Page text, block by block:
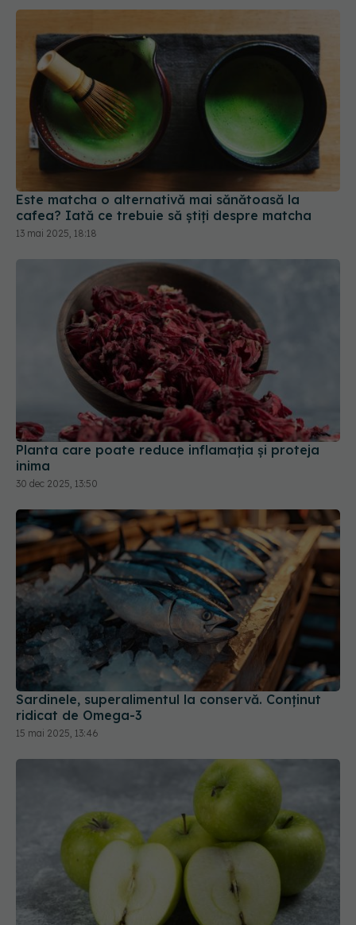
Este matcha o alternativă mai sănătoasă la
cafea? Iată ce trebuie să știți despre matcha
Planta care poate reduce inflamația și proteja
30 dec 2025, 13:50
Sardinele, superalimentul la conservă. Conținut
ridicat de Omega-3
15 mai 2025, 13:46
De ce să mănânci un măr verde pe zi. 6 beneficii
dovedite științific